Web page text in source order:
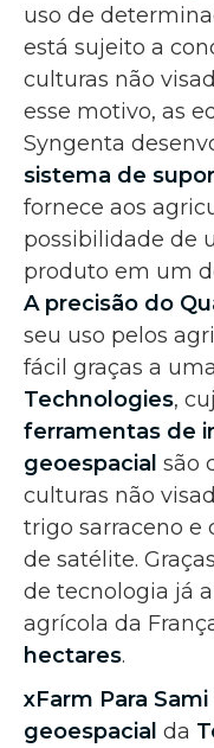
uso de
está sujeito a
culturas não
esse motivo, as
Syngenta
sistema de
fornece aos
possibilidade de
produto em um
A precisão do
seu uso pelos
fácil graças a
Technologies,
ferramentas de
geoespacial são
culturas não
trigo sarraceno e
de satélite.
de tecnologia já
agrícola da
hectares.
xFarm Para
geoespacial da